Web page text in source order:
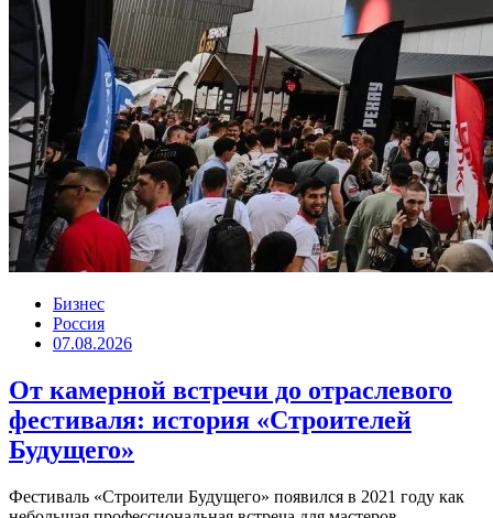
Бизнес
Россия
07.08.2026
От камерной встречи до отраслевого
фестиваля: история «Строителей
Будущего»
Фестиваль «Строители Будущего» появился в 2021 году как